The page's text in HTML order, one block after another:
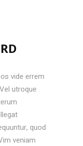
vide errem
utroque
quod
veniam